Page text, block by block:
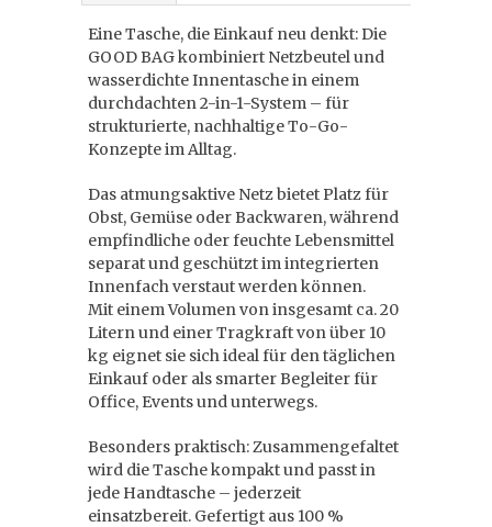
Eine Tasche, die Einkauf neu denkt: Die
GOOD BAG kombiniert Netzbeutel und
wasserdichte Innentasche in einem
durchdachten 2-in-1-System – für
strukturierte, nachhaltige To-Go-
Konzepte im Alltag.
Das atmungsaktive Netz bietet Platz für
Obst, Gemüse oder Backwaren, während
empfindliche oder feuchte Lebensmittel
separat und geschützt im integrierten
Innenfach verstaut werden können.
Mit einem Volumen von insgesamt ca. 20
Litern und einer Tragkraft von über 10
kg eignet sie sich ideal für den täglichen
Einkauf oder als smarter Begleiter für
Office, Events und unterwegs.
Besonders praktisch: Zusammengefaltet
wird die Tasche kompakt und passt in
jede Handtasche – jederzeit
einsatzbereit. Gefertigt aus 100 %